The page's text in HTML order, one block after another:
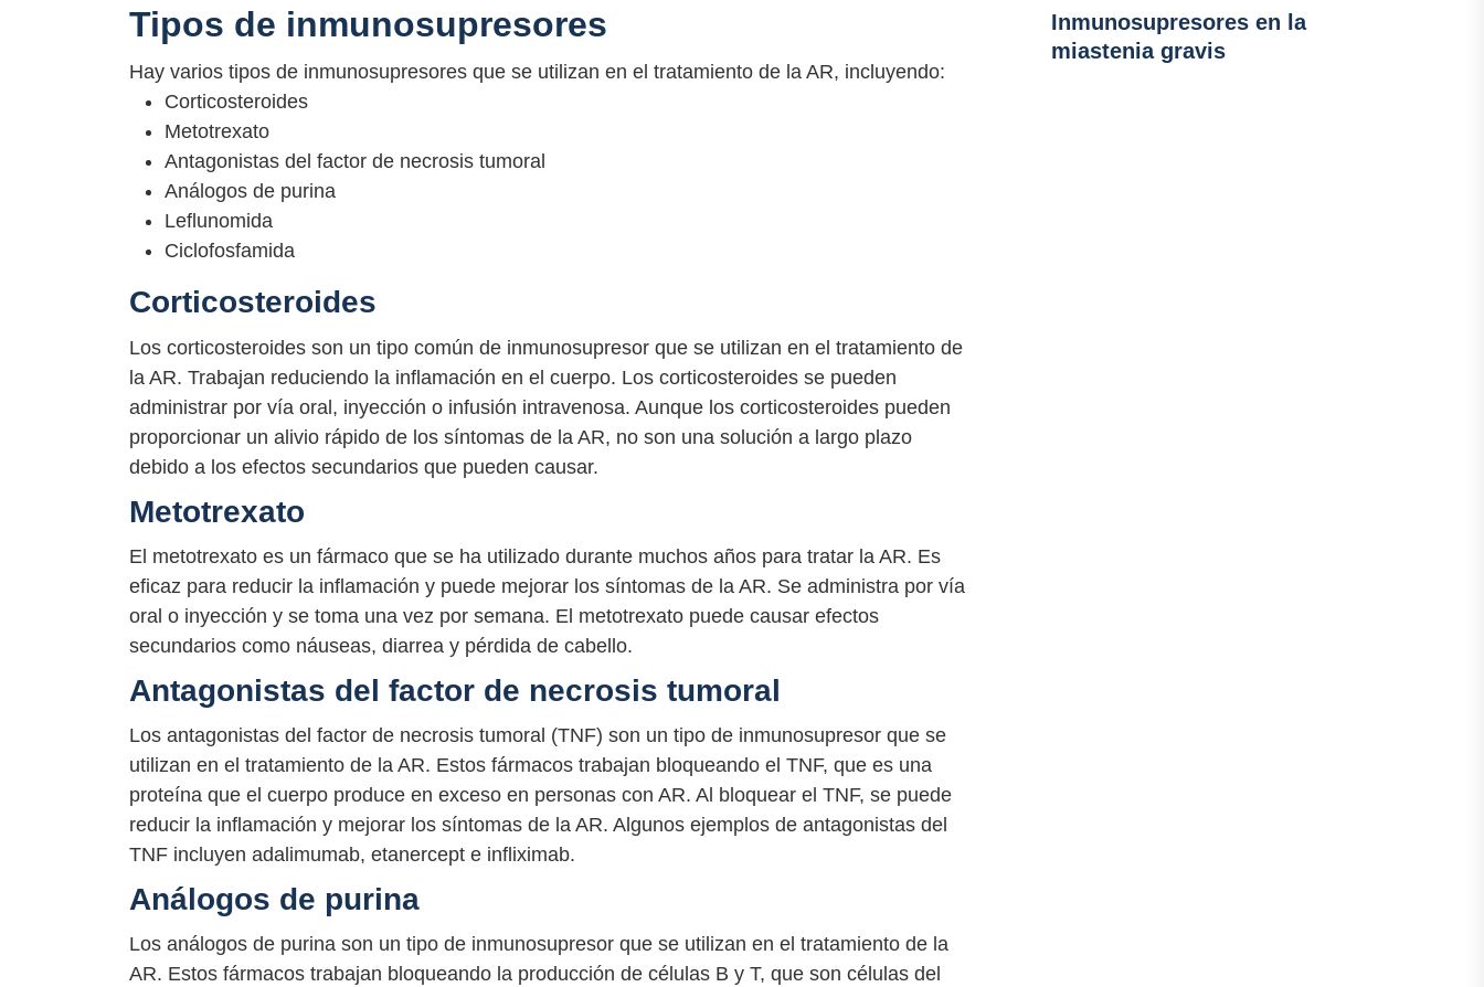
Tipos de inmunosupresores
Hay varios tipos de inmunosupresores que se utilizan en el tratamiento de la AR, incluyendo:
Corticosteroides
Metotrexato
Antagonistas del factor de necrosis tumoral
Análogos de purina
Leflunomida
Ciclofosfamida
Corticosteroides
Los corticosteroides son un tipo común de inmunosupresor que se utilizan en el tratamiento de
la AR. Trabajan reduciendo la inflamación en el cuerpo. Los corticosteroides se pueden
administrar por vía oral, inyección o infusión intravenosa. Aunque los corticosteroides pueden
proporcionar un alivio rápido de los síntomas de la AR, no son una solución a largo plazo
debido a los efectos secundarios que pueden causar.
Metotrexato
El metotrexato es un fármaco que se ha utilizado durante muchos años para tratar la AR. Es
eficaz para reducir la inflamación y puede mejorar los síntomas de la AR. Se administra por vía
oral o inyección y se toma una vez por semana. El metotrexato puede causar efectos
secundarios como náuseas, diarrea y pérdida de cabello.
Antagonistas del factor de necrosis tumoral
Los antagonistas del factor de necrosis tumoral (TNF) son un tipo de inmunosupresor que se
utilizan en el tratamiento de la AR. Estos fármacos trabajan bloqueando el TNF, que es una
proteína que el cuerpo produce en exceso en personas con AR. Al bloquear el TNF, se puede
reducir la inflamación y mejorar los síntomas de la AR. Algunos ejemplos de antagonistas del
TNF incluyen adalimumab, etanercept e infliximab.
Análogos de purina
Los análogos de purina son un tipo de inmunosupresor que se utilizan en el tratamiento de la
AR. Estos fármacos trabajan bloqueando la producción de células B y T, que son células del
Inmunosupresores en la
miastenia gravis